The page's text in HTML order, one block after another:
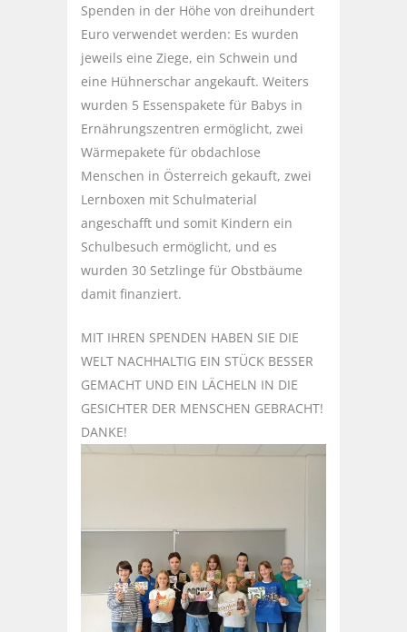
Spenden in der Höhe von dreihundert
Euro verwendet werden: Es wurden
jeweils eine Ziege, ein Schwein und
eine Hühnerschar angekauft. Weiters
wurden 5 Essenspakete für Babys in
Ernährungszentren ermöglicht, zwei
Wärmepakete für obdachlose
Menschen in Österreich gekauft, zwei
Lernboxen mit Schulmaterial
angeschafft und somit Kindern ein
Schulbesuch ermöglicht, und es
wurden 30 Setzlinge für Obstbäume
damit finanziert.
MIT IHREN SPENDEN HABEN SIE DIE
WELT NACHHALTIG EIN STÜCK BESSER
GEMACHT UND EIN LÄCHELN IN DIE
GESICHTER DER MENSCHEN GEBRACHT!
DANKE!